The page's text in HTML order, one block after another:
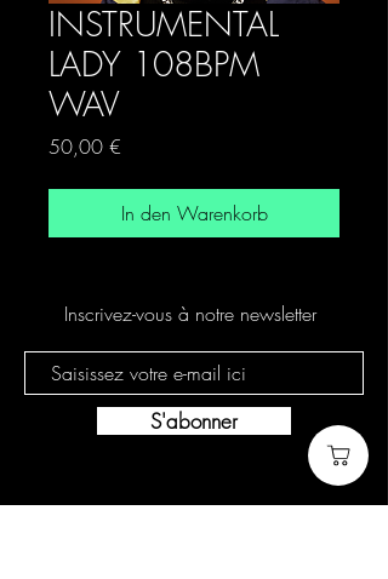
INSTRUMENTAL
LADY 108BPM
WAV
50,00 €
In den Warenkorb
Inscrivez-vous à notre newsletter
S'abonner